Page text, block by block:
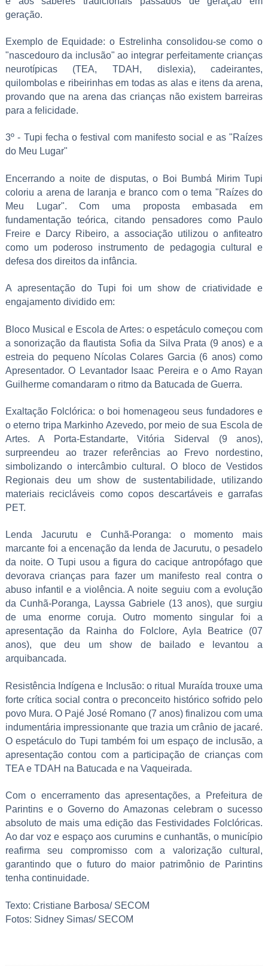
geração.
Exemplo de Equidade: o Estrelinha consolidou-se como o
"nascedouro da inclusão" ao integrar perfeitamente crianças
neurotípicas (TEA, TDAH, dislexia), cadeirantes,
quilombolas e ribeirinhas em todas as alas e itens da arena,
provando que na arena das crianças não existem barreiras
para a felicidade.
3º - Tupi fecha o festival com manifesto social e as "Raízes
do Meu Lugar"
Encerrando a noite de disputas, o Boi Bumbá Mirim Tupi
coloriu a arena de laranja e branco com o tema "Raízes do
Meu Lugar". Com uma proposta embasada em
fundamentação teórica, citando pensadores como Paulo
Freire e Darcy Ribeiro, a associação utilizou o anfiteatro
como um poderoso instrumento de pedagogia cultural e
defesa dos direitos da infância.
A apresentação do Tupi foi um show de criatividade e
engajamento dividido em:
Bloco Musical e Escola de Artes: o espetáculo começou com
a sonorização da flautista Sofia da Silva Prata (9 anos) e a
estreia do pequeno Nícolas Colares Garcia (6 anos) como
Apresentador. O Levantador Isaac Pereira e o Amo Rayan
Guilherme comandaram o ritmo da Batucada de Guerra.
Exaltação Folclórica: o boi homenageou seus fundadores e
o eterno tripa Markinho Azevedo, por meio de sua Escola de
Artes. A Porta-Estandarte, Vitória Siderval (9 anos),
surpreendeu ao trazer referências ao Frevo nordestino,
simbolizando o intercâmbio cultural. O bloco de Vestidos
Regionais deu um show de sustentabilidade, utilizando
materiais recicláveis como copos descartáveis e garrafas
PET.
Lenda Jacurutu e Cunhã-Poranga: o momento mais
marcante foi a encenação da lenda de Jacurutu, o pesadelo
da noite. O Tupi usou a figura do cacique antropófago que
devorava crianças para fazer um manifesto real contra o
abuso infantil e a violência. A noite seguiu com a evolução
da Cunhã-Poranga, Layssa Gabriele (13 anos), que surgiu
de uma enorme coruja. Outro momento singular foi a
apresentação da Rainha do Folclore, Ayla Beatrice (07
anos), que deu um show de bailado e levantou a
arquibancada.
Resistência Indígena e Inclusão: o ritual Muraída trouxe uma
forte crítica social contra o preconceito histórico sofrido pelo
povo Mura. O Pajé José Romano (7 anos) finalizou com uma
indumentária impressionante que trazia um crânio de jacaré.
O espetáculo do Tupi também foi um espaço de inclusão, a
apresentação contou com a participação de crianças com
TEA e TDAH na Batucada e na Vaqueirada.
Com o encerramento das apresentações, a Prefeitura de
Parintins e o Governo do Amazonas celebram o sucesso
absoluto de mais uma edição das Festividades Folclóricas.
Ao dar voz e espaço aos curumins e cunhantãs, o município
reafirma seu compromisso com a valorização cultural,
garantindo que o futuro do maior patrimônio de Parintins
tenha continuidade.
Texto: Cristiane Barbosa/ SECOM
Fotos: Sidney Simas/ SECOM